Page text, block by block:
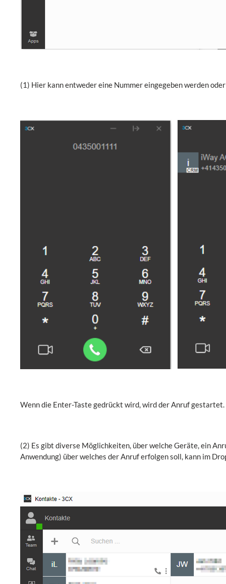
(1) Hier kann entweder eine Nummer eingegeben werden
Wenn die Enter-Taste gedrückt wird, wird der Anruf gestartet.
(2) Es gibt diverse Möglichkeiten, über welche Geräte, ein
Anwendung) über welches der Anruf erfolgen soll, kann im